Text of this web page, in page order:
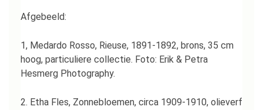
Afgebeeld:
1, Medardo Rosso, Rieuse, 1891-1892, brons, 35 cm
hoog, particuliere collectie. Foto: Erik & Petra
Hesmerg Photography.
2. Etha Fles, Zonnebloemen, circa 1909-1910, olieverf